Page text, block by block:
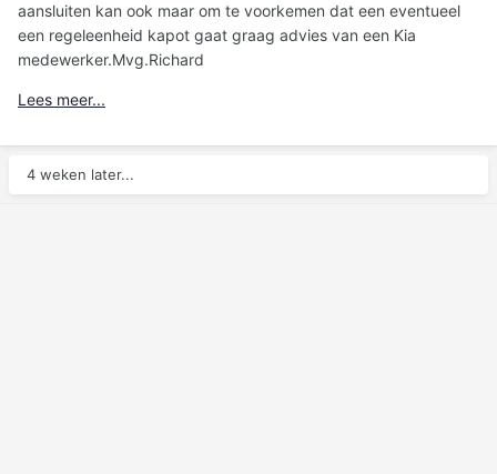
aansluiten kan ook maar om te voorkemen dat een eventueel
een regeleenheid kapot gaat graag advies van een Kia
medewerker.Mvg.Richard
Lees meer...
4 weken later...